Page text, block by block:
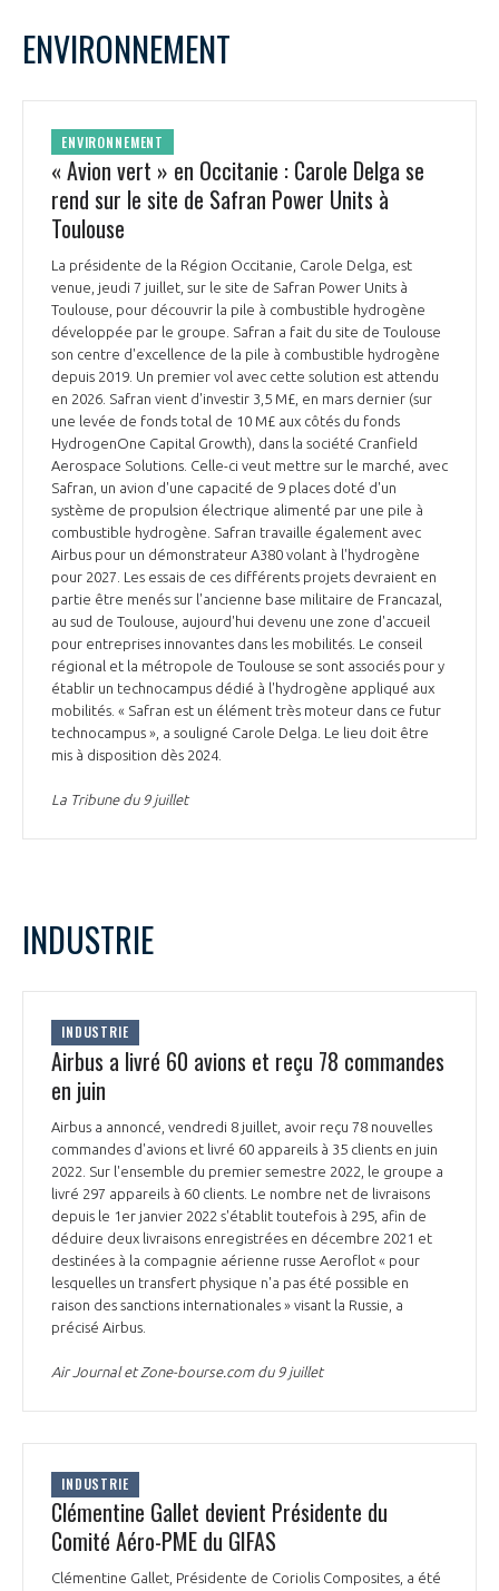
PRÉSENTATION
NOTRE VISION
NOS MISSIONS
NOTRE HISTOIRE
ORGANISATION
L’ÉQUIPE DU GIFAS
NOS RÉSEAUX À L'INTERNATIONAL
FONCTIONNEMENT
GEADS
COMITÉ AERO PME
STARTAIR
COMMISSIONS ET COMITÉS
ACCOMPAGNEMENT DE NOS ADHÉRENTS
LES PROGRAMMES DU GIFAS
UN ÉCOSYSTÈME INTÉGRÉ ET COHÉRENT
POURQUOI DEVENIR MEMBRE ?
LA MÉDIATION
LA MÉDIATION DANS LA FILIÈRE AÉRONAUTIQUE ET SPATIALE
LE MÉDIATEUR DE LA FILIÈRE AÉRONAUTIQUE ET SPATIALE
MÉDIATION ET CHARTE D’ENGAGEMENT SUR LES RELATIONS ENTRE
CLIENTS ET FOURNISSEURS
LA MÉDIATION AU-DELÀ DE LA FILIÈRE AÉRONAUTIQUE ET SPATIALE
PRENDRE CONTACT AVEC LE MÉDIATEUR DE LA FILIÈRE
LE SALON DU BOURGET
L'OBSERVATOIRE
CHIFFRES CLÉS
LES ENJEUX
EMPLOI & FORMATION
INTERNATIONALISATION
LES PUBLICATIONS
L
M
1 2
3
4
11
12 14 15
19 22 23
ENVIRONNEMENT
ENVIRONNEMENT
« Avion vert » en Occitanie : Carole Delga se
rend sur le site de Safran Power Units à
Toulouse
La présidente de la Région Occitanie, Carole Delga, est
venue, jeudi 7 juillet, sur le site de Safran Power Units à
Toulouse, pour découvrir la pile à combustible hydrogène
développée par le groupe. Safran a fait du site de Toulouse
son centre d'excellence de la pile à combustible hydrogène
depuis 2019. Un premier vol avec cette solution est attendu
en 2026. Safran vient d'investir 3,5 M£, en mars dernier (sur
une levée de fonds total de 10 M£ aux côtés du fonds
HydrogenOne Capital Growth), dans la société Cranfield
Aerospace Solutions. Celle-ci veut mettre sur le marché, avec
Safran, un avion d'une capacité de 9 places doté d'un
système de propulsion électrique alimenté par une pile à
combustible hydrogène. Safran travaille également avec
Airbus pour un démonstrateur A380 volant à l'hydrogène
pour 2027. Les essais de ces différents projets devraient en
partie être menés sur l'ancienne base militaire de Francazal,
au sud de Toulouse, aujourd'hui devenu une zone d'accueil
pour entreprises innovantes dans les mobilités. Le conseil
régional et la métropole de Toulouse se sont associés pour y
établir un technocampus dédié à l'hydrogène appliqué aux
mobilités. « Safran est un élément très moteur dans ce futur
technocampus », a souligné Carole Delga. Le lieu doit être
mis à disposition dès 2024.
La Tribune du 9 juillet
INDUSTRIE
INDUSTRIE
Airbus a livré 60 avions et reçu 78 commandes
en juin
Airbus a annoncé, vendredi 8 juillet, avoir reçu 78 nouvelles
commandes d'avions et livré 60 appareils à 35 clients en juin
2022. Sur l'ensemble du premier semestre 2022, le groupe a
livré 297 appareils à 60 clients. Le nombre net de livraisons
depuis le 1er janvier 2022 s'établit toutefois à 295, afin de
déduire deux livraisons enregistrées en décembre 2021 et
destinées à la compagnie aérienne russe Aeroflot « pour
lesquelles un transfert physique n'a pas été possible en
raison des sanctions internationales » visant la Russie, a
précisé Airbus.
Air Journal et Zone-bourse.com du 9 juillet
INDUSTRIE
Clémentine Gallet devient Présidente du
Comité Aéro-PME du GIFAS
Clémentine Gallet, Présidente de Coriolis Composites, a été
Rejoignez une filière d’excellence et développez
Découvrez les avantages d'adhérer au GIFAS.
Rencontres, salons, données sectorielles,
programmes ...
DEMANDE D’ADHÉSION